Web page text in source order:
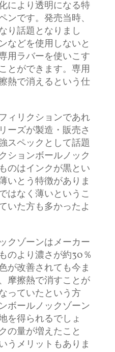
により透明になる特
ンです。 発売当時、
り話題となりまし
などを使用しないと
用ラバーを使いこす
とができます。専用
熱で消えるという仕
ィリクションであれ
ーズが製造・販売さ
スペックとして話題
ションボールノック
のはインクが黒とい
いとう特徴がありま
はなく薄いというこ
いた方も多かったよ
クゾーンはメーカー
のより濃さが約30％
が改善されても今ま
摩擦熱で消すことが
っていたという方
ボールノックゾーン
を得られるでしょ
の量が増えたこと
うメリットもありま